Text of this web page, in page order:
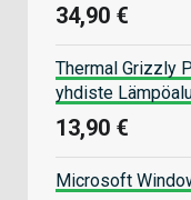
34,90 €
Thermal Grizzly
yhdiste
13,90 €
Microsoft